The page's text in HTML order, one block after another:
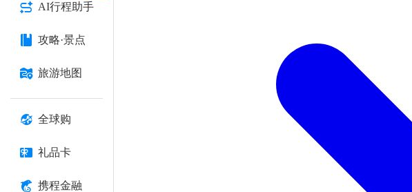
AI行程助手
攻略·景点
旅游地图
全球购
礼品卡
携程金融